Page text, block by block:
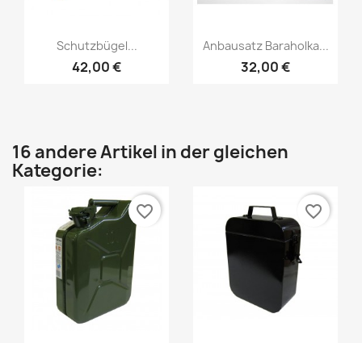
Schutzbügel...
42,00 €
Anbausatz Baraholka...
32,00 €
16 andere Artikel in der gleichen
Kategorie:
favorite_border favorite_border